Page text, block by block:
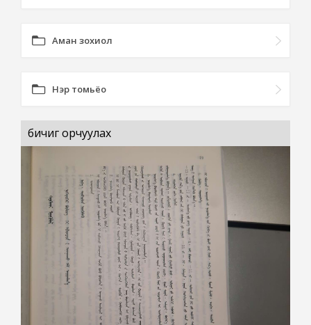
Аман зохиол
Нэр томьёо
бичиг орчуулах